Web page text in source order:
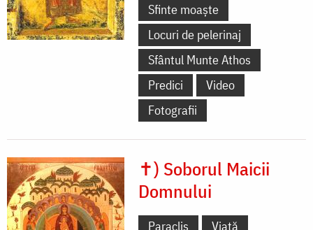
Sfinte moaște
Locuri de pelerinaj
Sfântul Munte Athos
Predici
Video
Fotografii
✝) Soborul Maicii
Domnului
Paraclis
Viață